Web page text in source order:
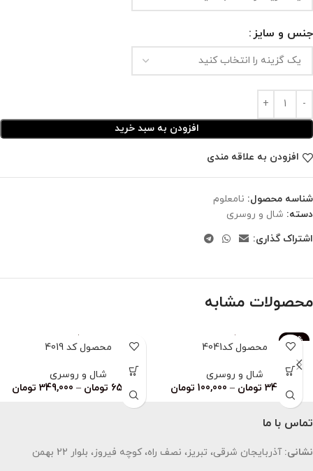
جنس و سایز
افزودن به سبد خرید
افزودن به علاقه مندی
شناسه محصول: نامعلوم
دسته: شال و روسری
اشتراک گذاری:
محصولات مشابه
-83%
محصول کد4041
شال و روسری
349,000 تومان –
100,000 تومان
محصول کد 4019
شال و روسری
659,000 تومان –
349,000 تومان
تماس با ما
نشانی: آذربایجان شرقی، تبریز، نصف راه، کوچه فیروز، بلوار 22 بهمن